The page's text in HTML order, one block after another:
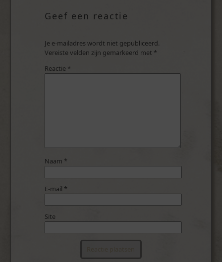
Geef een reactie
Je e-mailadres wordt niet gepubliceerd.
Vereiste velden zijn gemarkeerd met *
Reactie *
Naam *
E-mail *
Site